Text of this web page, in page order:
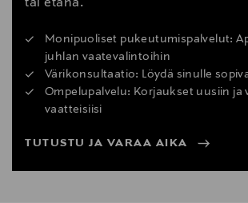
tai etänä.
Monipuoliset pukeutumispalvelut:
juhlan vaatevalintoihin
Värikonsultaatio: Löydä sinulle
Ompelupalvelu: Korjaukset uusiin ja
vaatteisiisi
TUTUSTU JA VARAA AIKA